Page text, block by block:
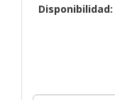
Disponibilidad: